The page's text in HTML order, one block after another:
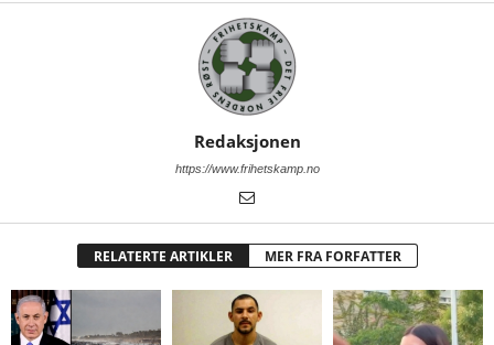
Redaksjonen
https://www.frihetskamp.no
RELATERTE ARTIKLER MER FRA FORFATTER